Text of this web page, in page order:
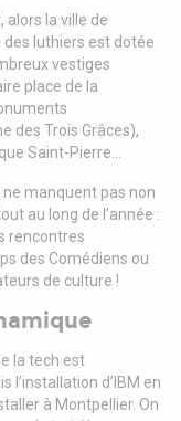
alors la ville de
luthiers est dotée
vestiges
place de la
des Trois Grâces),
Saint-Pierre…
manquent pas non
au long de l’année :
rencontres
des Comédiens ou
de culture !
la tech est
l’installation d’IBM en
à Montpellier. On